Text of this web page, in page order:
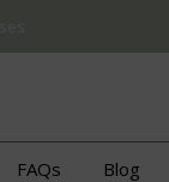
FAQs
Blog